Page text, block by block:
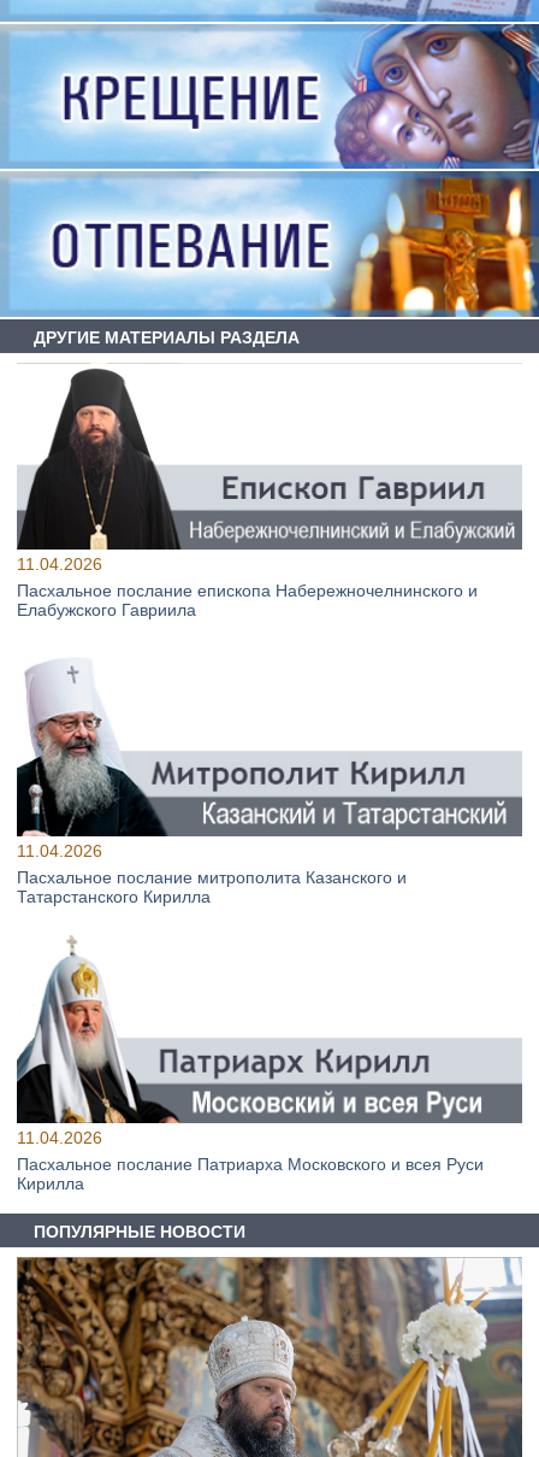
ДРУГИЕ МАТЕРИАЛЫ РАЗДЕЛА
11.04.2026
Пасхальное послание епископа Набережночелнинского и
Елабужского Гавриила
11.04.2026
Пасхальное послание митрополита Казанского и
Татарстанского Кирилла
11.04.2026
Пасхальное послание Патриарха Московского и всея Руси
Кирилла
ПОПУЛЯРНЫЕ НОВОСТИ